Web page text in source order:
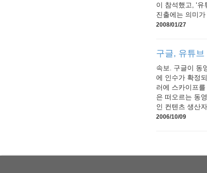
이 참석했고, '유
진출에는 의미
2008/01/27
구글, 유튜
속보. 구글이 동
에 인수가 확정
러에 스카이프
은 떠오르는 동
인 컨텐츠 생산
2006/10/09